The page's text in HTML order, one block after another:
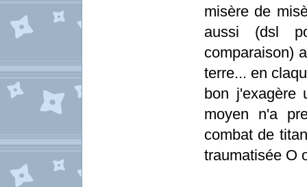
misère de
aussi (dsl
comparaison)
terre... en
bon j'exagère
moyen n'a
combat de
traumatisée O